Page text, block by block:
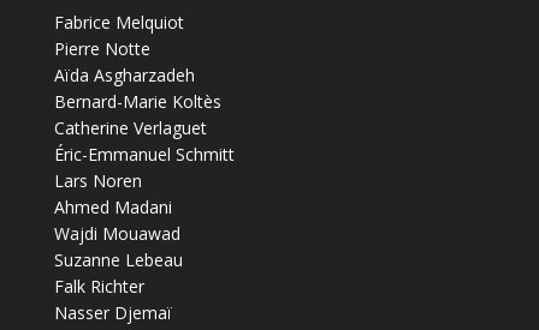
Fabrice Melquiot
Pierre Notte
Aïda Asgharzadeh
Bernard-Marie Koltès
Catherine Verlaguet
Éric-Emmanuel Schmitt
Lars Noren
Ahmed Madani
Wajdi Mouawad
Suzanne Lebeau
Falk Richter
Nasser Djemaï